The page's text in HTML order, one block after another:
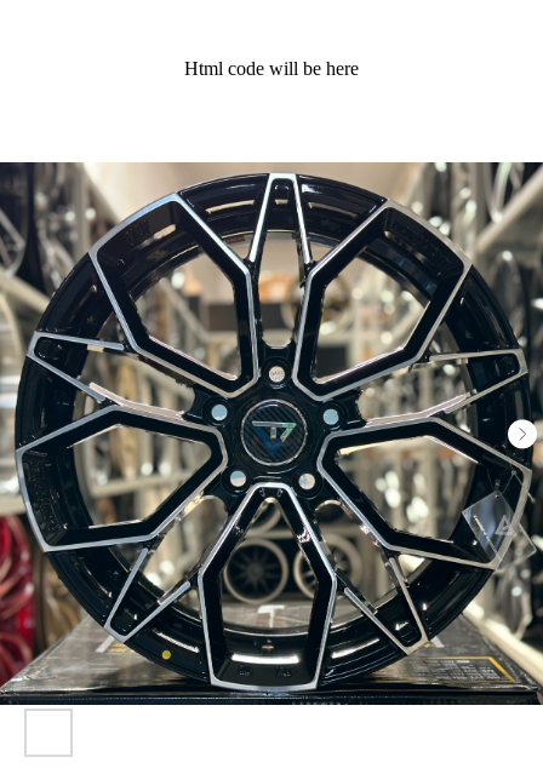
Html code will be here